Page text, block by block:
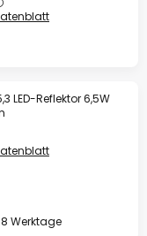
LED-Reflektor 6,5W
Werktage